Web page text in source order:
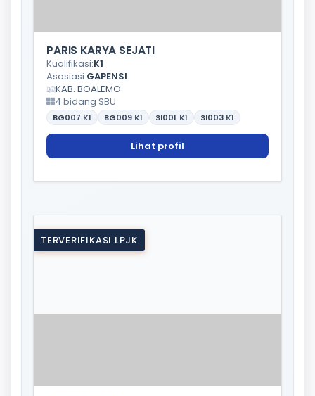
PARIS KARYA SEJATI
Kualifikasi:K1
Asosiasi:GAPENSI
KAB. BOALEMO
4 bidang SBU
BG007 K1 BG009 K1 SI001 K1 SI003 K1
Lihat profil
TERVERIFIKASI LPJK